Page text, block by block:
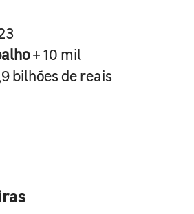
+ 10 mil
bilhões de reais